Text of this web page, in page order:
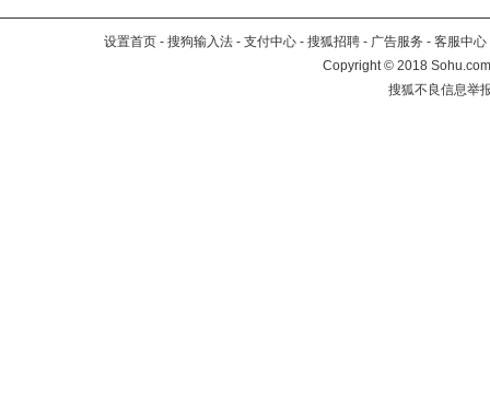
设置首页 - 搜狗输入法 - 支付中心 - 搜狐招聘 - 广告服务 - 客服中心
Copyright©2018
搜狐不良信息举